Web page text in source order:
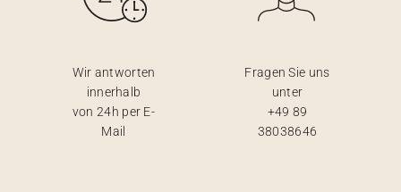
Wir antworten
innerhalb
von 24h per E-
Mail
Fragen Sie uns
unter
+49 89
38038646